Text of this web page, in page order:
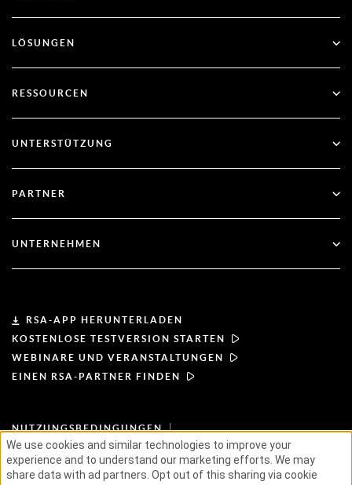
SecurID
LÖSUNGEN
Multi-Faktor-Authentifizierung
Finanzdienstleistungen
RESSOURCEN
Blog
Dokumentation
UNTERSTÜTZUNG
Kundenbetreuung
PARTNER
Partner werden
UNTERNEHMEN
Leiterschaft
Nachrichten & Presse
Karriere
RSA-APP HERUNTERLADEN
KOSTENLOSE TESTVERSION STARTEN
WEBINARE UND VERANSTALTUNGEN
EINEN RSA-PARTNER FINDEN
NUTZUNGSBEDINGUNGEN
DATENSCHUTZBESTIMMUNGEN
STANDARD-VEREINBARUNGEN
GRUNDSÄTZE FÜR LIEFERANTEN
ETHISCHE LIEFERKETTE
ESG
We use cookies and similar technologies to improve your
experience and to understand our marketing efforts. We may
share data with ad partners. Opt out of this sharing via cookie